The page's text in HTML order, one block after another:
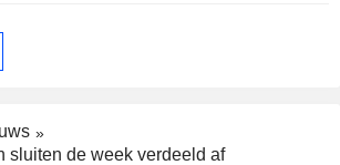
sluiten de week verdeeld af